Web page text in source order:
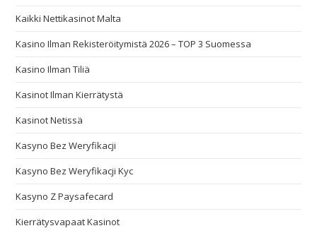
Kaikki Nettikasinot Malta
Kasino Ilman Rekisteröitymistä 2026 – TOP 3 Suomessa
Kasino Ilman Tiliä
Kasinot Ilman Kierrätystä
Kasinot Netissä
Kasyno Bez Weryfikacji
Kasyno Bez Weryfikacji Kyc
Kasyno Z Paysafecard
Kierrätysvapaat Kasinot